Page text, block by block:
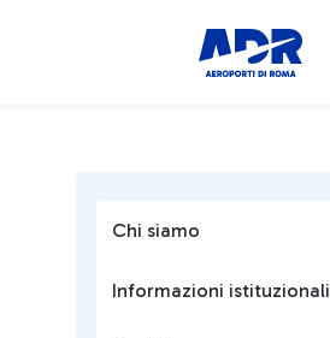
Chi siamo
Informazioni istituzionali